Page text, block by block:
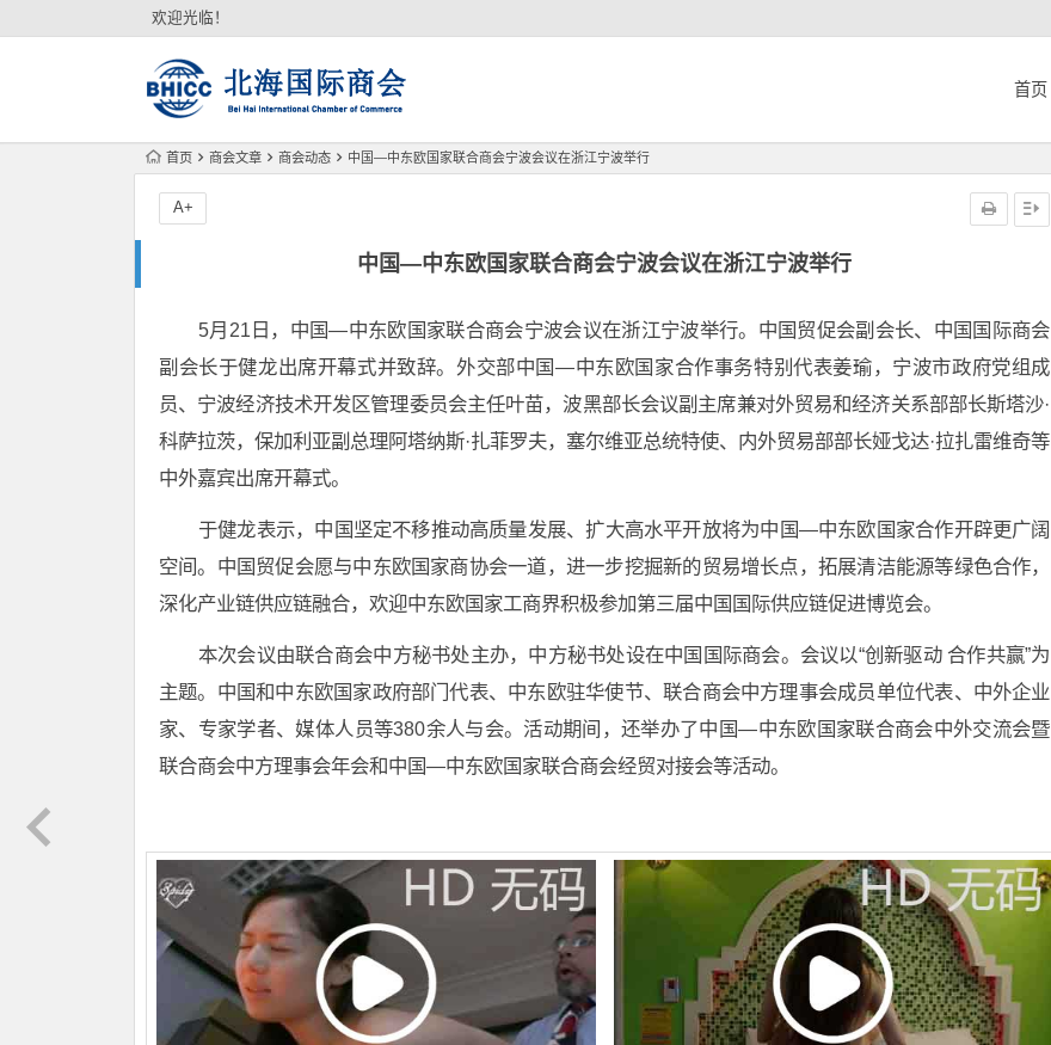
欢迎光临！
首页
首页 商会文章 商会动态 中国—中东欧国家联合商会宁波会议在浙江宁波举行
中国—中东欧国家联合商会宁波会议在浙江宁波举行
A+
5月21日，中国—中东欧国家联合商会宁波会议在浙江宁波举行。中国贸促会副会长、中国国际商会
副会长于健龙出席开幕式并致辞。外交部中国—中东欧国家合作事务特别代表姜瑜，宁波市政府党组成
员、宁波经济技术开发区管理委员会主任叶苗，波黑部长会议副主席兼对外贸易和经济关系部部长斯塔沙·
科萨拉茨，保加利亚副总理阿塔纳斯·扎菲罗夫，塞尔维亚总统特使、内外贸易部部长娅戈达·拉扎雷维奇等
中外嘉宾出席开幕式。
于健龙表示，中国坚定不移推动高质量发展、扩大高水平开放将为中国—中东欧国家合作开辟更广阔
空间。中国贸促会愿与中东欧国家商协会一道，进一步挖掘新的贸易增长点，拓展清洁能源等绿色合作，
深化产业链供应链融合，欢迎中东欧国家工商界积极参加第三届中国国际供应链促进博览会。
本次会议由联合商会中方秘书处主办，中方秘书处设在中国国际商会。会议以“创新驱动 合作共赢”为
主题。中国和中东欧国家政府部门代表、中东欧驻华使节、联合商会中方理事会成员单位代表、中外企业
家、专家学者、媒体人员等380余人与会。活动期间，还举办了中国—中东欧国家联合商会中外交流会暨
联合商会中方理事会年会和中国—中东欧国家联合商会经贸对接会等活动。